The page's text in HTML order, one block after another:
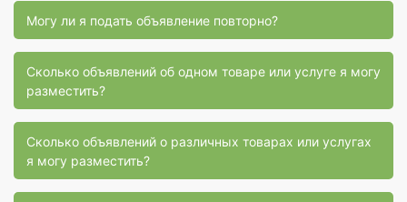
Могу ли я подать объявление повторно?
Сколько объявлений об одном товаре или услуге я могу
разместить?
Сколько объявлений о различных товарах или услугах
я могу разместить?